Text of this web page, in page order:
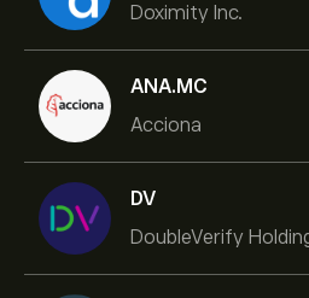
Doximity Inc.
ANA.MC
Acciona
DV
DoubleVerify